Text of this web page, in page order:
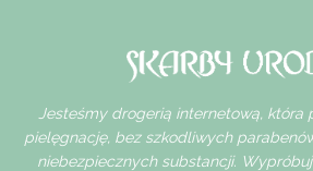
Jesteśmy drogerią internetową, która
pielęgnację, bez szkodliwych
niebezpiecznych substancji.